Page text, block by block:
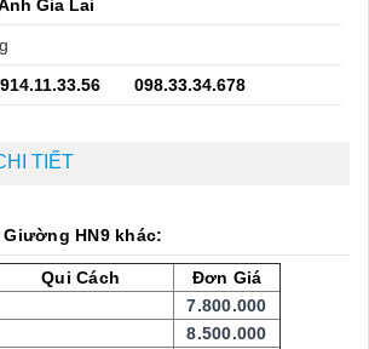
Gia Lai
098.33.34.678
TIẾT
HN9 khác:
Qui Cách
Đơn Giá
7.800.000
8.500.000